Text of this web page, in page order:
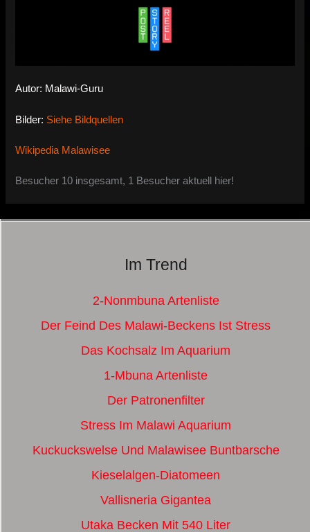
Autor: Malawi-Guru
Bilder: Siehe Bildquellen
Wikipedia Malawisee
Besucher 10 insgesamt, 1 Besucher aktuell hier!
Im Trend
2-Nonmbuna Artenliste
Der Feind Des Malawi-Beckens Ist Stress
Das Kochsalz Im Aquarium
1-Mbuna Artenliste
Der Patronenfilter
Stress Im Malawi Aquarium
Kuckuckswelse Und Malawisee Buntbarsche
Kieselalgen-Diatomeen
Vallisneria Gigantea
Utaka Becken Mit 540 Liter